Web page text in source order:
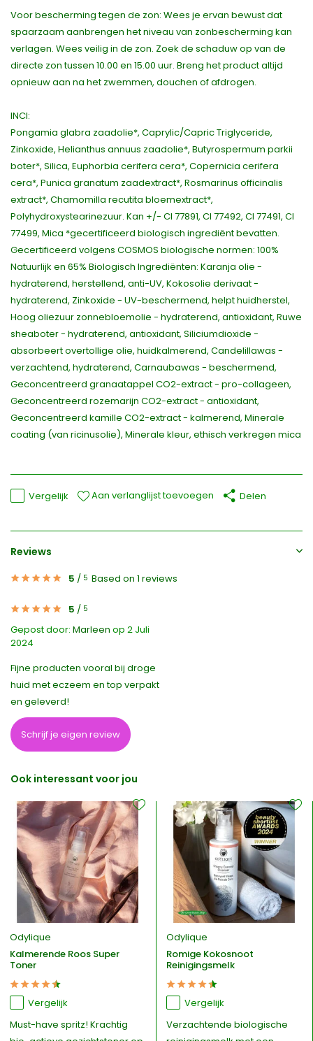
Voor bescherming tegen de zon: Wees je ervan bewust dat
spaarzaam aanbrengen het niveau van zonbescherming kan
verlagen. Wees veilig in de zon. Zoek de schaduw op van de
directe zon tussen 10.00 en 15.00 uur. Breng het product altijd
opnieuw aan na het zwemmen, douchen of afdrogen.
INCI:
Pongamia glabra zaadolie*, Caprylic/Capric Triglyceride,
Zinkoxide, Helianthus annuus zaadolie*, Butyrospermum parkii
boter*, Silica, Euphorbia cerifera cera*, Copernicia cerifera
cera*, Punica granatum zaadextract*, Rosmarinus officinalis
extract*, Chamomilla recutita bloemextract*,
Polyhydroxystearinezuur. Kan +/- CI 77891, CI 77492, CI 77491, CI
77499, Mica *gecertificeerd biologisch ingrediënt bevatten.
Gecertificeerd volgens COSMOS biologische normen: 100%
Natuurlijk en 65% Biologisch Ingrediënten: Karanja olie -
hydraterend, herstellend, anti-UV, Kokosolie derivaat -
hydraterend, Zinkoxide - UV-beschermend, helpt huidherstel,
Hoog oliezuur zonnebloemolie - hydraterend, antioxidant, Ruwe
sheaboter - hydraterend, antioxidant, Siliciumdioxide -
absorbeert overtollige olie, huidkalmerend, Candelillawas -
verzachtend, hydraterend, Carnaubawas - beschermend,
Geconcentreerd granaatappel CO2-extract - pro-collageen,
Geconcentreerd rozemarijn CO2-extract - antioxidant,
Geconcentreerd kamille CO2-extract - kalmerend, Minerale
coating (van ricinusolie), Minerale kleur, ethisch verkregen mica
Vergelijk Aan verlanglijst toevoegen Delen
Reviews
5 / 5 Based on 1 reviews
5 / 5
Gepost door: Marleen op 2 Juli
2024
Fijne producten vooral bij droge
huid met eczeem en top verpakt
en geleverd!
Schrijf je eigen review
Ook interessant voor jou
Odylique
Kalmerende Roos Super
Toner
Vergelijk
Must-have spritz! Krachtig
Odylique
Romige Kokosnoot
Reinigingsmelk
Vergelijk
Verzachtende biologische